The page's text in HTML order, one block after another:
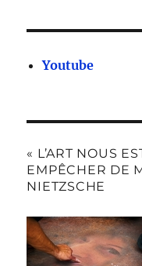
Youtube
« L’ART NOUS
EMPÊCHER DE
NIETZSCHE